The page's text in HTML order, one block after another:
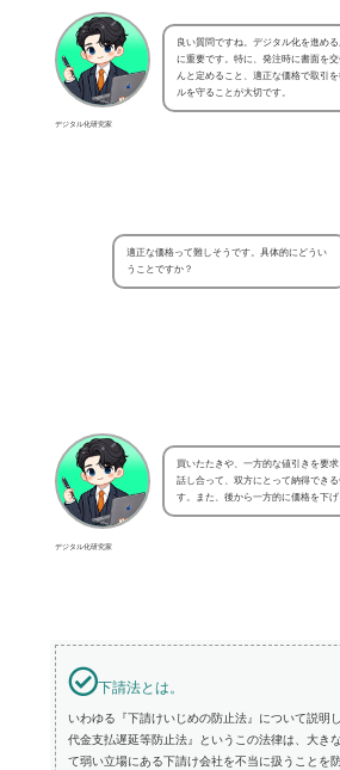
デジタル化研究家
良い質問ですね。デジタル化を進め
に重要です。特に、発注時に書面を
んと定めること、適正な価格で取引
ルを守ることが大切です。
適正な価格って難しそうです。具体的にどうい
うことですか？
デジタル化研究家
買いたたきや、一方的な値引きを要
話し合って、双方にとって納得でき
す。また、後から一方的に価格を下げ
下請法とは。
いわゆる『下請けいじめの防止法』について説明
代金支払遅延等防止法』というこの法律は、大き
て弱い立場にある下請け会社を不当に扱うことを